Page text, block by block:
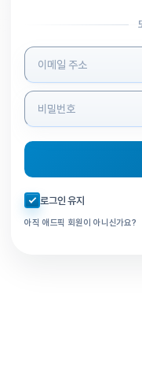
로그인 정보 입력
자동로그인 체크
로그인 유지
아직 애드픽 회원이 아니신가요?